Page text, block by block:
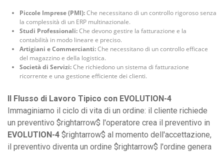
Piccole Imprese (PMI):Che necessitano di un controllo rigoroso senza
la complessità di un ERP multinazionale.
Studi Professionali:Che devono gestire la fatturazione e la
contabilità in modo lineare e preciso.
Artigiani e Commercianti:Che necessitano di un controllo efficace
del magazzino e della logistica.
Società di Servizi:Che richiedono un sistema di fatturazione
ricorrente e una gestione efficiente dei clienti.
Il Flusso di Lavoro Tipico con EVOLUTION-4
Immaginiamo il ciclo di vita di un ordine: il cliente richiede
un preventivo $rightarrow$ l'operatore crea il preventivo in
EVOLUTION-4 $rightarrow$ al momento dell'accettazione,
il preventivo diventa un ordine $rightarrow$ l'ordine genera